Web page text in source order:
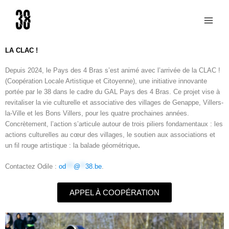
contenu
LA CLAC !
Depuis 2024, le Pays des 4 Bras s’est animé avec l’arrivée de la CLAC !
(Coopération Locale Artistique et Citoyenne), une initiative innovante
portée par le 38 dans le cadre du GAL Pays des 4 Bras. Ce projet vise à
revitaliser la vie culturelle et associative des villages de Genappe, Villers-
la-Ville et les Bons Villers, pour les quatre prochaines années.
Concrètement, l’action s’articule autour de trois piliers fondamentaux : l es
actions culturelles au cœur des villages, l e soutien aux associations et
un fil rouge artistique : la balade géométrique.
Contactez Odile : od @ 38.be.
APPEL À COOPÉRATION